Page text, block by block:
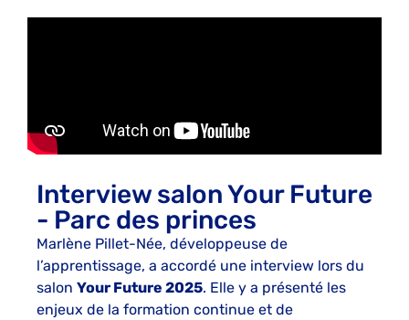
Interview salon Your Future
- Parc des princes
Marlène Pillet-Née, développeuse de
l’apprentissage, a accordé une interview lors du
salon Your Future 2025. Elle y a présenté les
enjeux de la formation continue et de